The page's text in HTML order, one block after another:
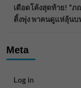
เดือดโค้งสุดท้าย! “ภ
ติ้งพุ่ง พาคนดูแห่ลุ้นบ
Meta
Log in